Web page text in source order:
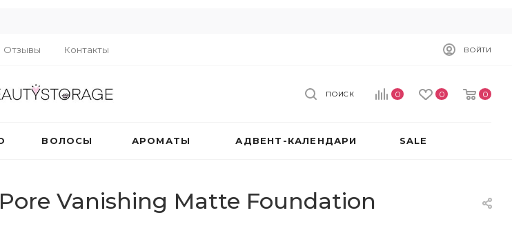
Отзывы Контакты ВОЙТИ
0 0 0
ПОИСК
ВОЛОСЫ АРОМАТЫ АДВЕНТ-КАЛЕНДАРИ SALE
Vanishing Matte Foundation